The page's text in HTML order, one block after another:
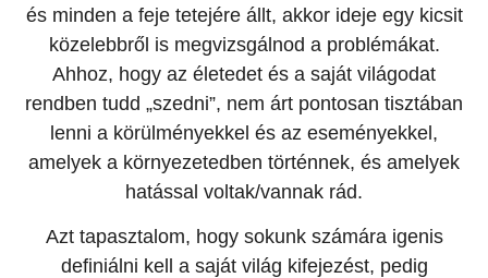
és minden a feje tetejére állt, akkor ideje egy kicsit
közelebbről is megvizsgálnod a problémákat.
Ahhoz, hogy az életedet és a saját világodat
rendben tudd „szedni”, nem árt pontosan tisztában
lenni a körülményekkel és az eseményekkel,
amelyek a környezetedben történnek, és amelyek
hatással voltak/vannak rád.
Azt tapasztalom, hogy sokunk számára igenis
definiálni kell a saját világ kifejezést, pedig